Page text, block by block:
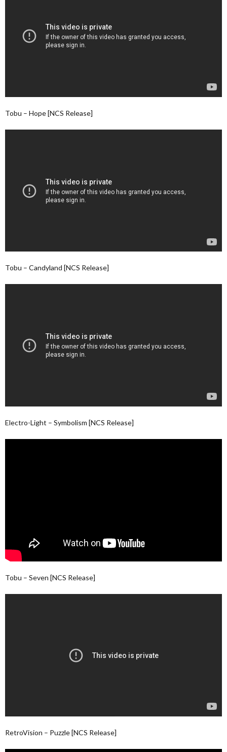
Tobu – Hope [NCS Release]
Tobu – Candyland [NCS Release]
Electro-Light – Symbolism [NCS Release]
Tobu – Seven [NCS Release]
RetroVision – Puzzle [NCS Release]